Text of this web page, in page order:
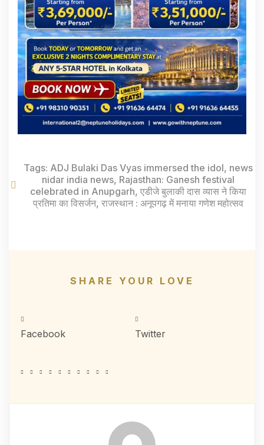
Tags: ADJ Bulaki Das Vyas immersed the idol, news
nidar india news, Rajasthan: Ganesh festival
celebrated in Anupgarh, एडीजे बुलाकी दास व्यास ने किया
प्रतिमा का विसर्जन, राजस्थान : अनूपगढ़ में मनाया गणेश महोत्सव
SHARE YOUR LOVE
Facebook Twitter